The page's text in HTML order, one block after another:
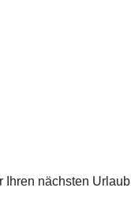
Ihren nächsten Urlaub